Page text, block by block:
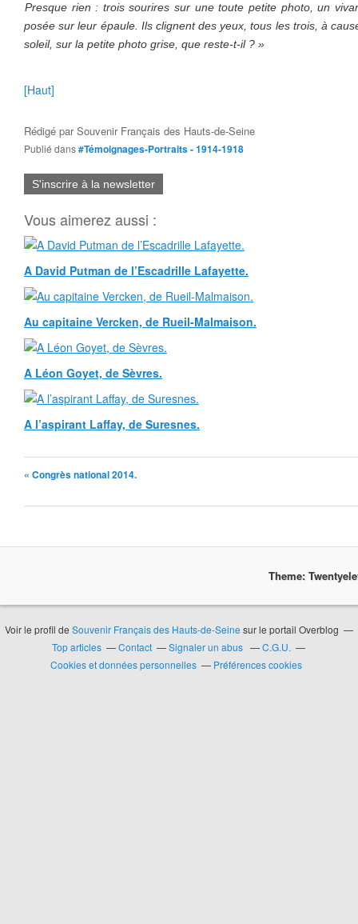
Presque rien : trois sourires sur une toute petite photo, un
posée sur leur épaule. Ils clignent des yeux, tous les trois, à
soleil, sur la petite photo grise, que reste-t-il ? »
[Haut]
Rédigé parSouvenir Français des Hauts-de-Seine
Publié dans#Témoignages-Portraits - 1914-1918
S'inscrire à la newsletter
Vous aimerez aussi :
A David Putman de l’Escadrille Lafayette.
Au capitaine Vercken, de Rueil-Malmaison.
A Léon Goyet, de Sèvres.
A l’aspirant Laffay, de Suresnes.
« Congrès national 2014.
Theme:
Voir le profil de Souvenir Français des Hauts-de-Seine sur le portail Overblog
Top articles
Contact Signaler un abus
C.G.U.
Cookies et données personnelles
Préférences cookies